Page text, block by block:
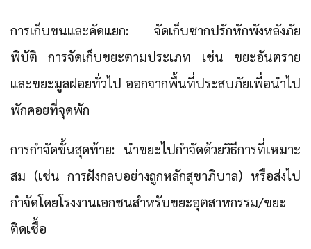
การเก็บขนและคัดแยก: จัดเก็บซากปรักหักพังหลังภัย
พิบัติ การจัดเก็บขยะตามประเภท เช่น ขยะอันตราย
และขยะมูลฝอยทั่วไป ออกจากพื้นที่ประสบภัยเพื่อนำไป
พักคอยที่จุดพัก
การกำจัดขั้นสุดท้าย: นำขยะไปกำจัดด้วยวิธีการที่เหมาะ
สม (เช่น การฝังกลบอย่างถูกหลักสุขาภิบาล) หรือส่งไป
กำจัดโดยโรงงานเอกชนสำหรับขยะอุตสาหกรรม/ขยะ
ติดเชื้อ